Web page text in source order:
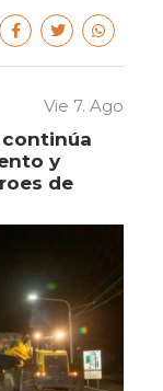
Vie 7. Ago
continúa
y
de